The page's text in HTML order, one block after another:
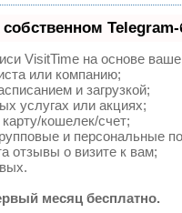
Telegram-
VisitTime на основе
или компанию;
и загрузкой;
услугах или акциях;
кошелек/счет;
и персональные
отзывы о визите к вам;
месяц бесплатно.